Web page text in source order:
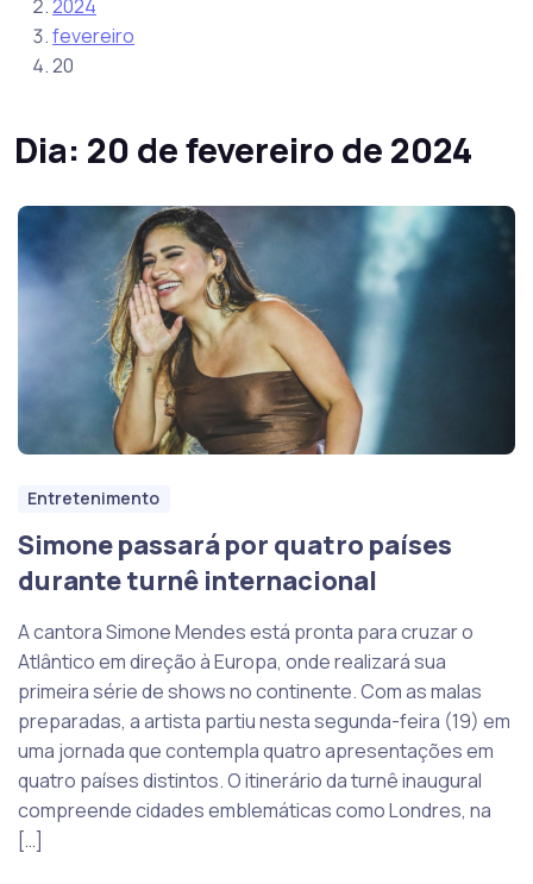
2024
fevereiro
20
Dia: 20 de fevereiro de 2024
Entretenimento
Simone passará por quatro países
durante turnê internacional
A cantora Simone Mendes está pronta para cruzar o
Atlântico em direção à Europa, onde realizará sua
primeira série de shows no continente. Com as malas
preparadas, a artista partiu nesta segunda-feira (19) em
uma jornada que contempla quatro apresentações em
quatro países distintos. O itinerário da turnê inaugural
compreende cidades emblemáticas como Londres, na
[…]